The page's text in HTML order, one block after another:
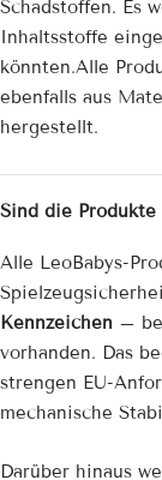
Schadstoffen. Es
Inhaltsstoffe
könnten.Alle
ebenfalls aus
hergestellt.
Sind die
Alle LeoBabys-
Kennzeichen –
vorhanden. Das
strengen EU-
mechanische
Darüber hinaus